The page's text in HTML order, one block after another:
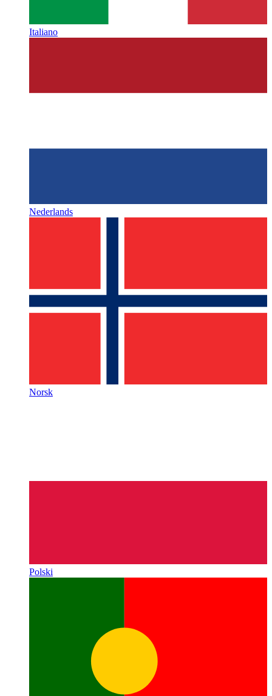
Italiano
Nederlands
Norsk
Polski